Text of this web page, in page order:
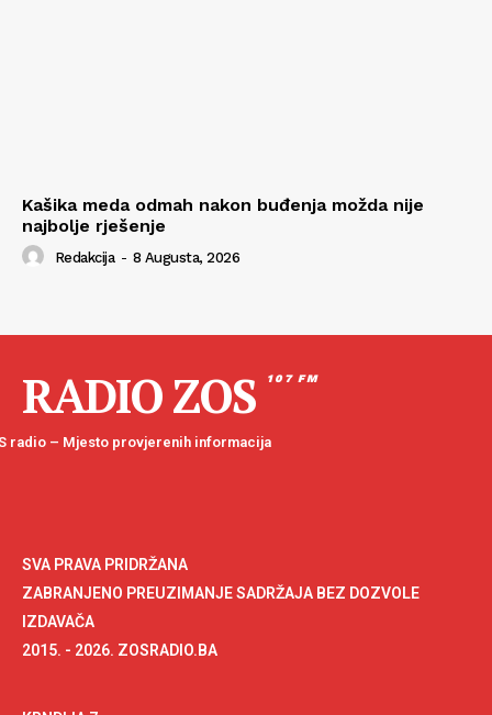
Kašika meda odmah nakon buđenja možda nije
najbolje rješenje
Redakcija - 8 Augusta, 2026
RADIO ZOS 107 FM
radio – Mjesto provjerenih informacija
SVA PRAVA PRIDRŽANA
ZABRANJENO PREUZIMANJE SADRŽAJA BEZ DOZVOLE
IZDAVAČA
2015. - 2026. ZOSRADIO.BA